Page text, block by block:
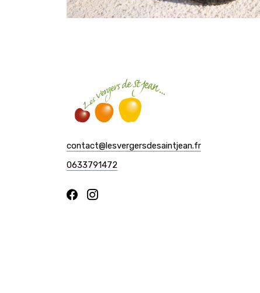
contact@lesvergersdesaintjean.fr
0633791472